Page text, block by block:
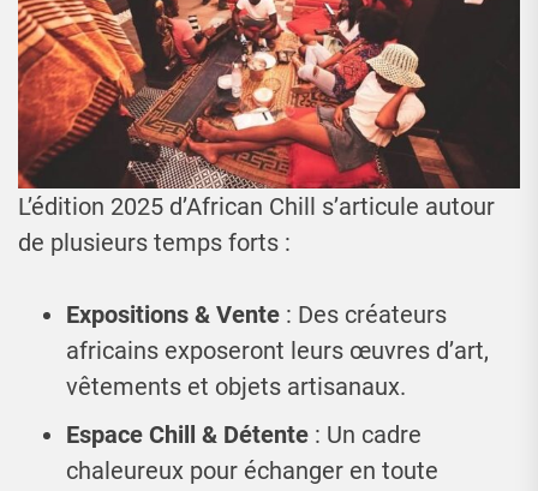
L’édition 2025 d’African Chill s’articule autour
de plusieurs temps forts :
Expositions & Vente : Des créateurs
africains exposeront leurs œuvres d’art,
vêtements et objets artisanaux.
Espace Chill & Détente : Un cadre
chaleureux pour échanger en toute